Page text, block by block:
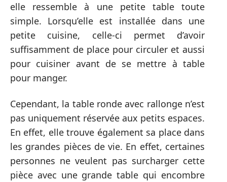
elle ressemble à une petite table toute
simple. Lorsqu’elle est installée dans une
petite cuisine, celle-ci permet d’avoir
suffisamment de place pour circuler et aussi
pour cuisiner avant de se mettre à table
pour manger.
Cependant, la table ronde avec rallonge n’est
pas uniquement réservée aux petits espaces.
En effet, elle trouve également sa place dans
les grandes pièces de vie. En effet, certaines
personnes ne veulent pas surcharger cette
pièce avec une grande table qui encombre